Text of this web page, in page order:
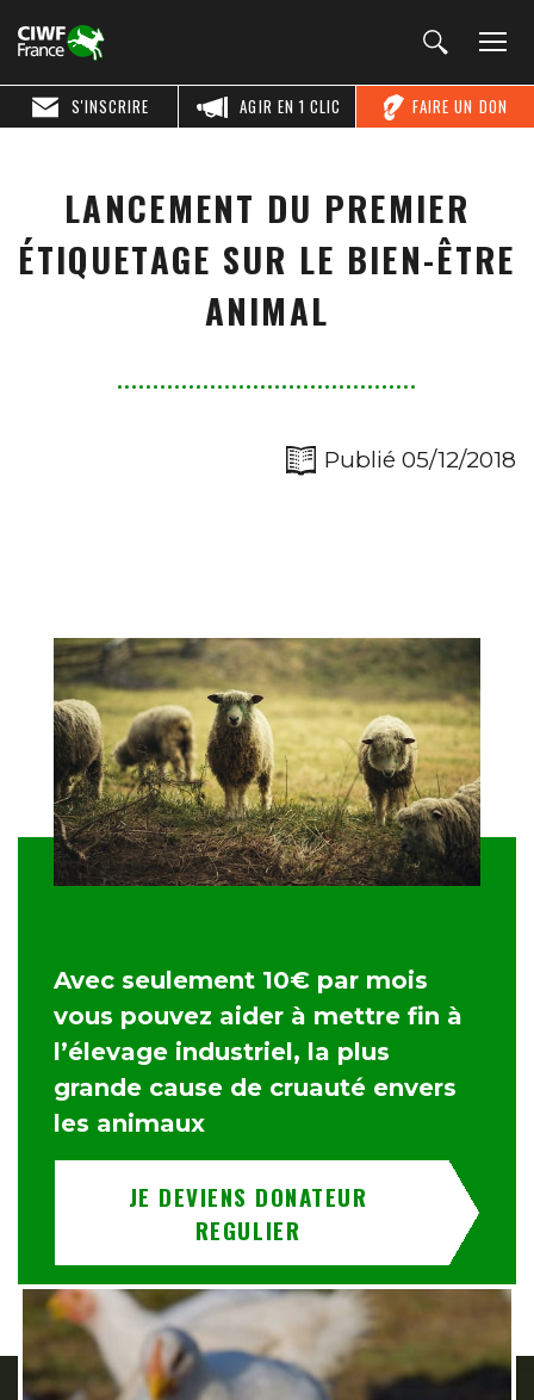
FAIRE UN DON
AGIR EN 1 CLIC
S'INSCRIRE
LANCEMENT DU PREMIER
ÉTIQUETAGE SUR LE BIEN-ÊTRE
ANIMAL
Publié 05/12/2018
Avec seulement 10€ par mois
vous pouvez aider à mettre fin à
l’élevage industriel, la plus
grande cause de cruauté envers
les animaux
JE DEVIENS DONATEUR
REGULIER